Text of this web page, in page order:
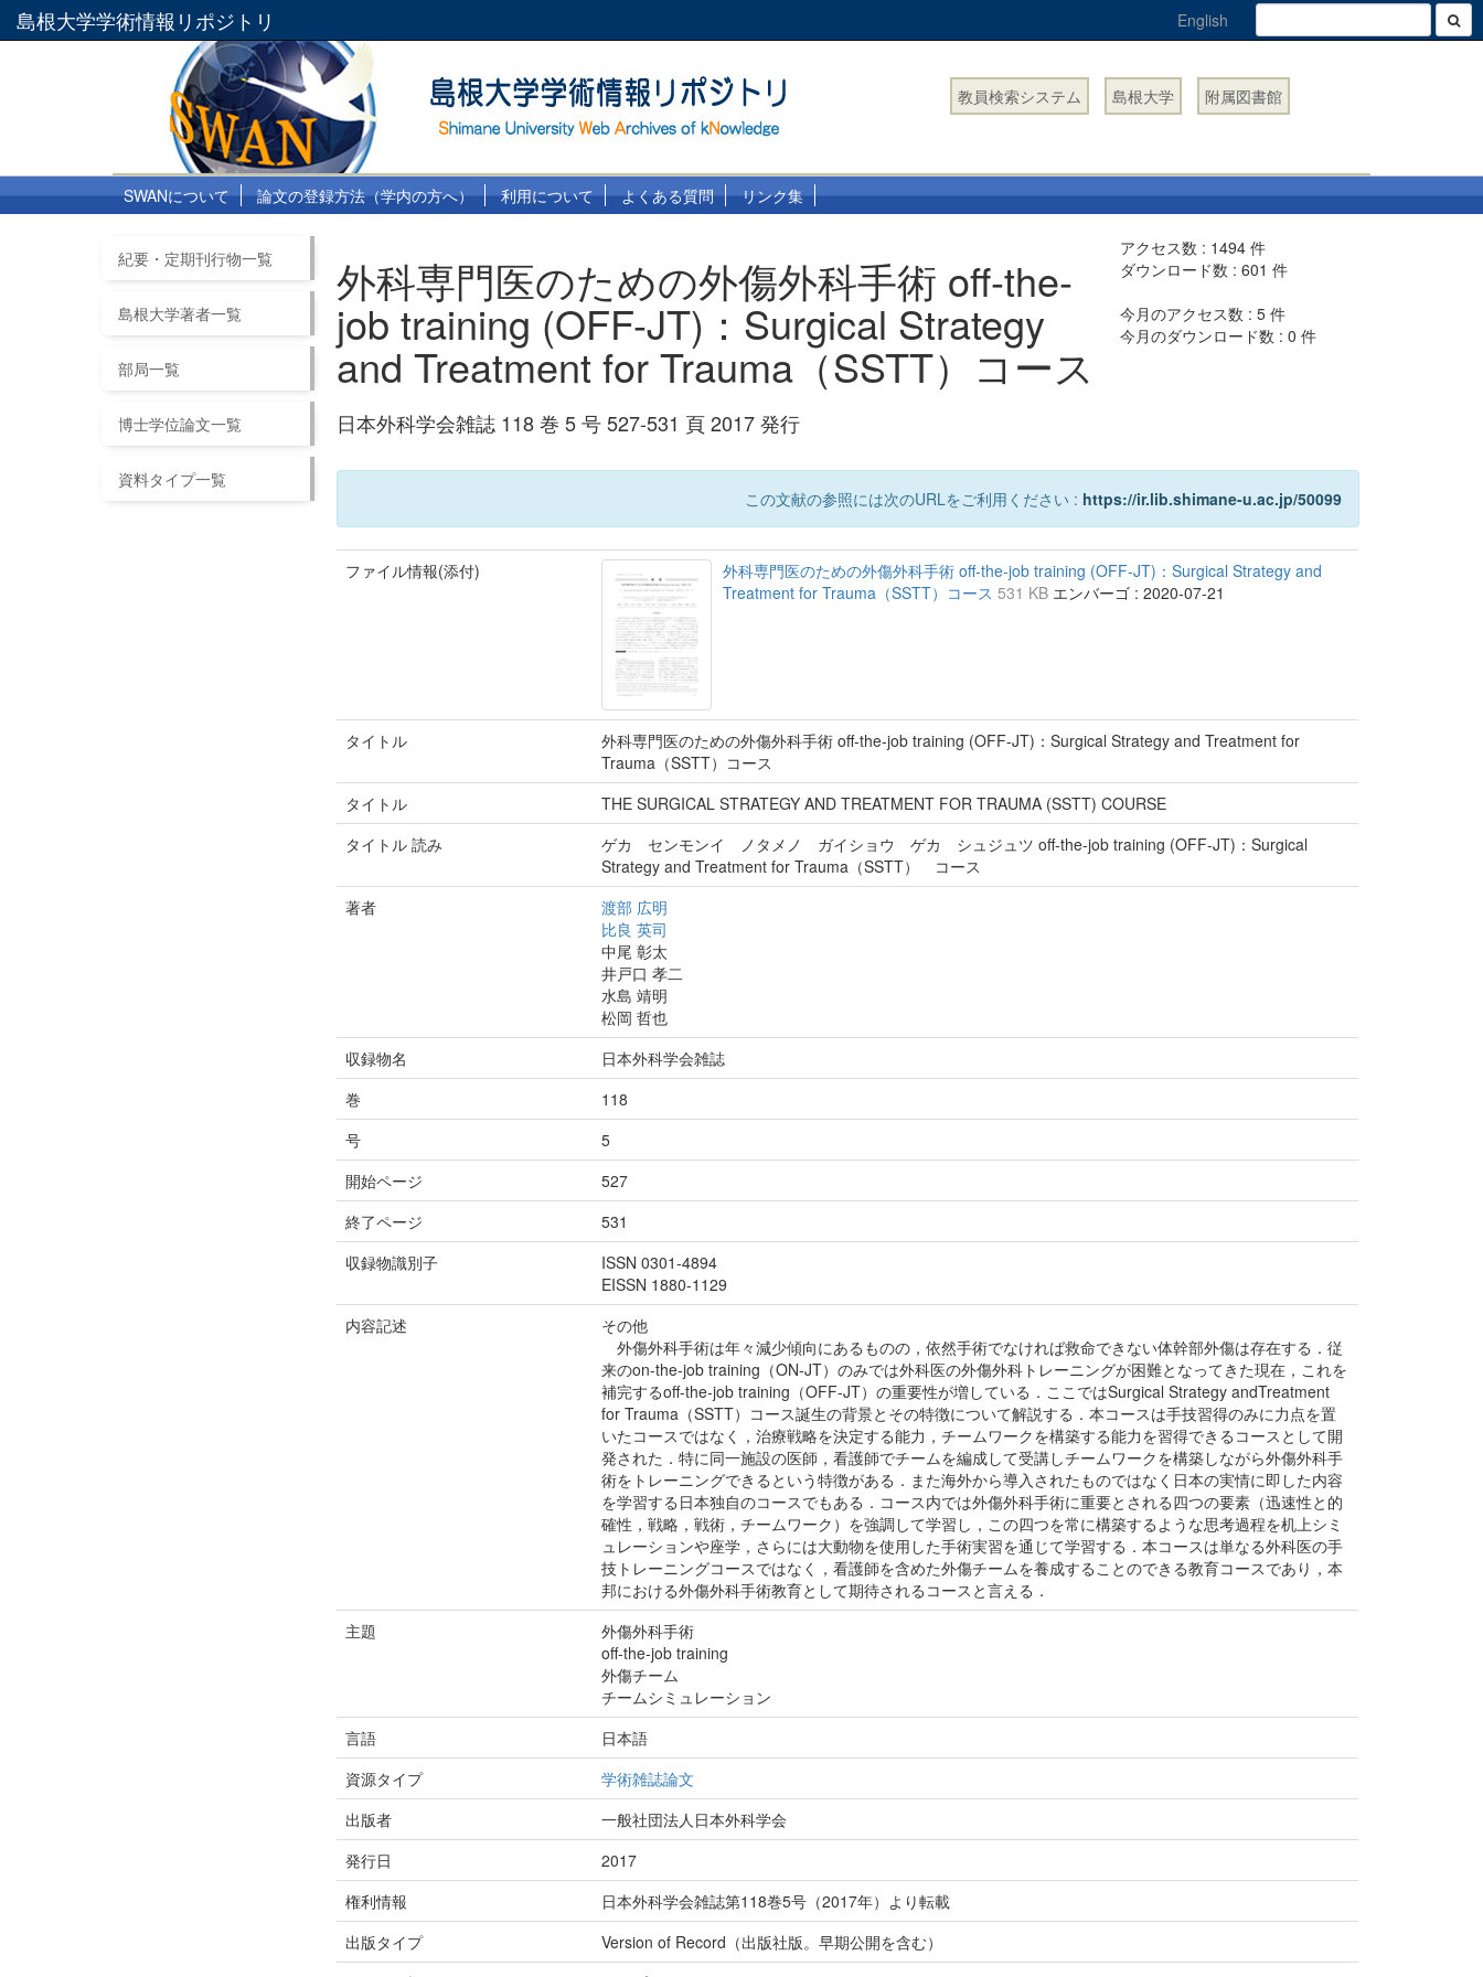
島根大学学術情報リポジトリ English
教員検索システム 島根大学 附属図書館
SWANについて 論文の登録方法（学内の方へ） 利用について よくある質問 リンク集
紀要・定期刊行物一覧
島根大学著者一覧
部局一覧
博士学位論文一覧
資料タイプ一覧
外科専門医のための外傷外科手術 off-the-
job training (OFF-JT)：Surgical Strategy
and Treatment for Trauma（SSTT）コース
日本外科学会雑誌 118 巻 5 号 527-531 頁 2017 発行
アクセス数 : 1494 件
ダウンロード数 :601 件
今月のアクセス数 :5 件
今月のダウンロード数 :0 件
この文献の参照には次のURLをご利用ください : https://ir.lib.shimane-u.ac.jp/50099
ファイル情報(添付)
外科専門医のための外傷外科手術 off-the-job training (OFF-JT)：Surgical Strategy and
Treatment for Trauma（SSTT）コース531 KB エンバーゴ : 2020-07-21
タイトル
外科専門医のための外傷外科手術 off-the-job training (OFF-JT)：Surgical Strategy and Treatment for
Trauma（SSTT）コース
タイトル
THE SURGICAL STRATEGY AND TREATMENT FOR TRAUMA (SSTT) COURSE
タイトル 読み
ゲカ センモンイ ノタメノ ガイショウ ゲカ シュジュツ off-the-job training (OFF-JT)：Surgical
Strategy and Treatment for Trauma（SSTT） コース
著者
渡部 広明
比良 英司
中尾 彰太
井戸口 孝二
水島 靖明
松岡 哲也
収録物名
日本外科学会雑誌
巻
118
号
5
開始ページ
527
終了ページ
531
収録物識別子
ISSN 0301-4894
EISSN 1880-1129
内容記述
その他
外傷外科手術は年々減少傾向にあるものの，依然手術でなければ救命できない体幹部外傷は存在する．従
来のon-the-job training（ON-JT）のみでは外科医の外傷外科トレーニングが困難となってきた現在，これを
補完するoff-the-job training（OFF-JT）の重要性が増している．ここではSurgical Strategy andTreatment
for Trauma（SSTT）コース誕生の背景とその特徴について解説する．本コースは手技習得のみに力点を置
いたコースではなく，治療戦略を決定する能力，チームワークを構築する能力を習得できるコースとして開
発された．特に同一施設の医師，看護師でチームを編成して受講しチームワークを構築しながら外傷外科手
術をトレーニングできるという特徴がある．また海外から導入されたものではなく日本の実情に即した内容
を学習する日本独自のコースでもある．コース内では外傷外科手術に重要とされる四つの要素（迅速性と的
確性，戦略，戦術，チームワーク）を強調して学習し，この四つを常に構築するような思考過程を机上シミ
ュレーションや座学，さらには大動物を使用した手術実習を通じて学習する．本コースは単なる外科医の手
技トレーニングコースではなく，看護師を含めた外傷チームを養成することのできる教育コースであり，本
邦における外傷外科手術教育として期待されるコースと言える．
主題
外傷外科手術
off-the-job training
外傷チーム
チームシミュレーション
言語
日本語
資源タイプ
学術雑誌論文
出版者
一般社団法人日本外科学会
発行日
2017
権利情報
日本外科学会雑誌第118巻5号（2017年）より転載
出版タイプ
Version of Record（出版社版。早期公開を含む）